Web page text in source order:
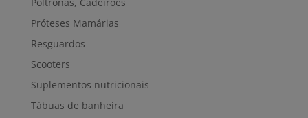
Próteses Mamárias
Resguardos
Scooters
Suplementos nutricionais
Tábuas de banheira